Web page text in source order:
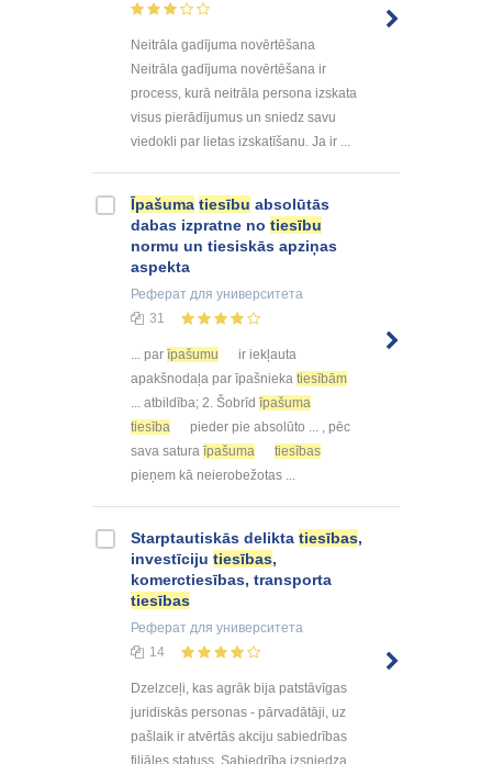
Neitrāla gadījuma novērtēšana
Neitrāla gadījuma novērtēšana ir
process, kurā neitrāla persona izskata
visus pierādījumus un sniedz savu
viedokli par lietas izskatīšanu. Ja ir ...
Īpašuma tiesību absolūtās
dabas izpratne no tiesību
normu un tiesiskās apziņas
aspekta
Реферат для университета
31
... par īpašumu
ir iekļauta
apakšnodaļa par īpašnieka tiesībām
... atbildība; 2. Šobrīd īpašuma
tiesība
pieder pie absolūto ... , pēc
sava satura īpašuma
tiesības
pieņem kā neierobežotas ...
Starptautiskās delikta tiesības,
investīciju tiesības,
komerctiesības, transporta
tiesības
Реферат для университета
14
Dzelzceļi, kas agrāk bija patstāvīgas
juridiskās personas - pārvadātāji, uz
pašlaik ir atvērtās akciju sabiedrības
filiāles statuss. Sabiedrība izsniedza